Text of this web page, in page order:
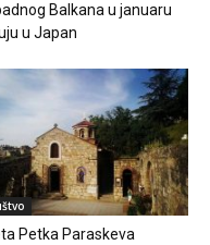
Balkana u januaru
u Japan
Petka Paraskeva